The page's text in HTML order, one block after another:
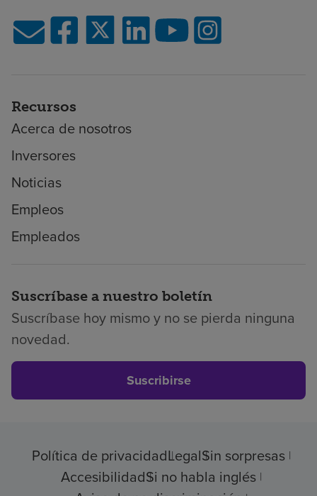
Recursos
Acerca de nosotros
Inversores
Noticias
Empleos
Empleados
Suscríbase a nuestro boletín
Suscríbase hoy mismo y no se pierda ninguna
novedad.
Suscribirse
Política de privacidadLegalSin sorpresas
AccesibilidadSi no habla inglés